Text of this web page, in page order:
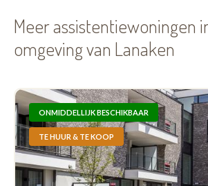
Meer assistentiewoningen
omgeving van Lanaken
ONMIDDELLIJK BESCHIKBAAR
TE HUUR & TE KOOP